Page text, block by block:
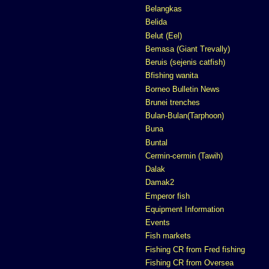
Belangkas
Belida
Belut (Eel)
Bemasa (Giant Trevally)
Beruis (sejenis catfish)
Bfishing wanita
Borneo Bulletin News
Brunei trenches
Bulan-Bulan(Tarphoon)
Buna
Buntal
Cermin-cermin (Tawih)
Dalak
Damak2
Emperor fish
Equipment Information
Events
Fish markets
Fishing CR from Fred fishing
Fishing CR from Oversea